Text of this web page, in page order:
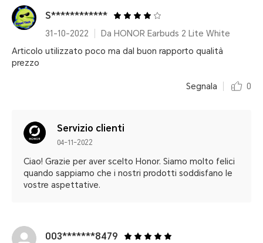
S************
31-10-2022
Da HONOR Earbuds 2 Lite White
Articolo utilizzato poco ma dal buon rapporto qualità
prezzo
Segnala 0
Servizio clienti
04-11-2022
Ciao! Grazie per aver scelto Honor. Siamo molto felici
quando sappiamo che i nostri prodotti soddisfano le
vostre aspettative.
003*******8479